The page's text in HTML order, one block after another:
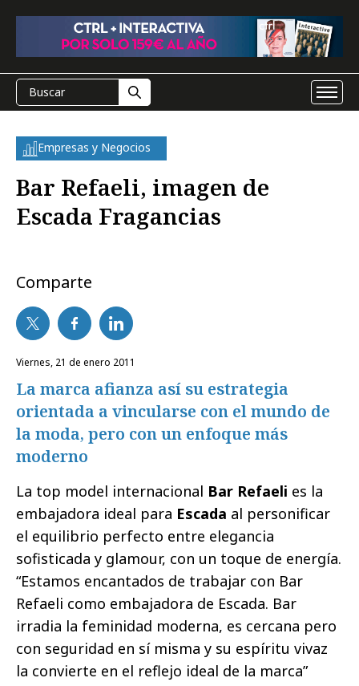
Empresas y Negocios
Bar Refaeli, imagen de
Escada Fragancias
Comparte
viernes, 21 de enero 2011
La marca afianza así su estrategia
orientada a vincularse con el mundo de
la moda, pero con un enfoque más
moderno
La top model internacional Bar Refaeli es la
embajadora ideal para Escada al personificar
el equilibrio perfecto entre elegancia
sofisticada y glamour, con un toque de energía.
“Estamos encantados de trabajar con Bar
Refaeli como embajadora de Escada. Bar
irradia la feminidad moderna, es cercana pero
con seguridad en sí misma y su espíritu vivaz
la convierte en el reflejo ideal de la marca”